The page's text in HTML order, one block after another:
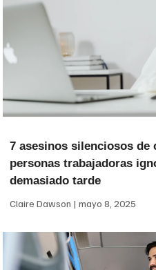
7 asesinos silenciosos de
personas trabajadoras
demasiado tarde
Claire Dawson mayo 8, 2025